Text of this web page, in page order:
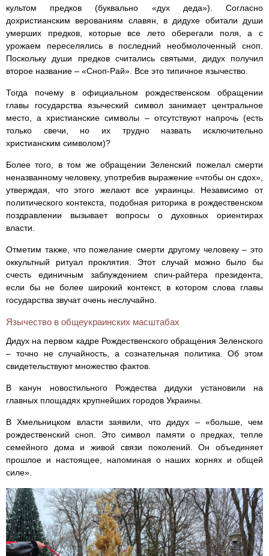
культом предков (буквально «дух деда»). Согласно
дохристианским верованиям славян, в дидухе обитали души
умерших предков, которые все лето оберегали поля, а с
урожаем переселялись в последний необмолоченный сноп.
Поскольку души предков считались святыми, дидух получил
второе название – «Сноп-Рай». Все это типичное язычество.
Тогда почему в официальном рождественском обращении
главы государства языческий символ занимает центральное
место, а христианские символы – отсутствуют напрочь (есть
только свечи, но их трудно назвать исключительно
христианским символом)?
Более того, в том же обращении Зеленский пожелал смерти
неназванному человеку, употребив выражение «чтобы он сдох»,
утверждая, что этого желают все украинцы. Независимо от
политического контекста, подобная риторика в рождественском
поздравлении вызывает вопросы о духовных ориентирах
власти.
Отметим также, что пожелание смерти другому человеку – это
оккультный ритуал проклятия. Этот случай можно было бы
счесть единичным заблуждением спич-райтера президента,
если бы не более широкий контекст, в котором слова главы
государства звучат очень неслучайно.
Язычество в общеукраинских масштабах
Дидух на первом кадре Рождественского обращения Зеленского
– точно не случайность, а сознательная политика. Об этом
свидетельствуют множество фактов.
В канун новостильного Рождества дидухи установили на
главных площадях крупнейших городов Украины.
В Хмельницком власти заявили, что дидух – «больше, чем
рождественский сноп. Это символ памяти о предках, тепле
семейного дома и живой связи поколений. Он объединяет
прошлое и настоящее, напоминая о наших корнях и общей
силе».